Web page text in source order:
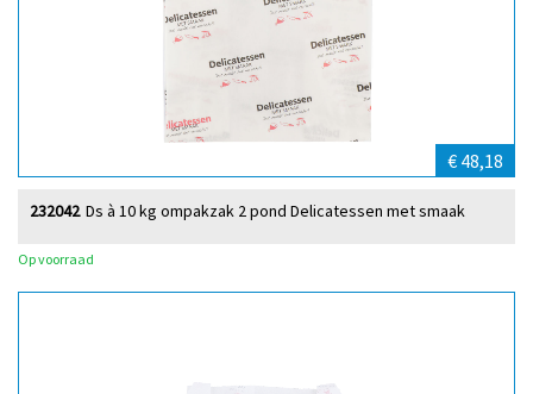
€ 48,18
Ds à 10 kg ompakzak 2 pond Delicatessen met smaak
232042
Op voorraad